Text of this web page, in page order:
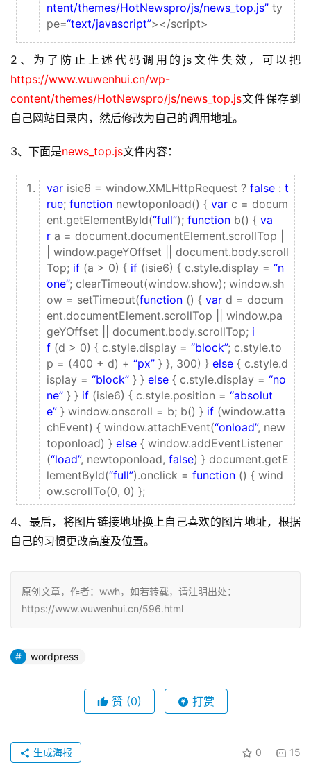
ntent/themes/HotNewspro/js/news_top.js” ty
pe=“text/javascript”></script>
https://www.wuwenhui.cn/wp-
content/themes/HotNewspro/js/news_top.js文件保存到
自己网站目录内，然后修改为自己的调用地址。
3、下面是news_top.js文件内容：
var isie6 = window.XMLHttpRequest ?false :t
rue;function newtoponload() {var c = docum
ent.getElementById(“full”);function b() {va
r a = document.documentElement.scrollTop |
| window.pageYOffset || document.body.scroll
Top; if (a > 0) { if (isie6) { c.style.display =“n
one”; clearTimeout(window.show); window.sh
ow = setTimeout(function () {var d = docum
ent.documentElement.scrollTop || window.pa
geYOffset || document.body.scrollTop; i
f (d > 0) { c.style.display =“block”; c.style.to
p = (400 + d) +“px” } }, 300) }else { c.style.d
isplay =“block” } }else { c.style.display =“no
ne” } } if (isie6) { c.style.position =“absolut
e” } window.onscroll = b; b() } if (window.atta
chEvent) { window.attachEvent(“onload”, new
toponload) }else { window.addEventListener
(“load”, newtoponload,false) } document.getE
lementById(“full”).onclick =function () { wind
ow.scrollTo(0, 0) };
4、最后，将图片链接地址换上自己喜欢的图片地址，根据
自己的习惯更改高度及位置。
原创文章，作者：wwh，如若转载，请注明出处：
https://www.wuwenhui.cn/596.html
wordpress
赞 (0) 打赏
0 15
生成海报